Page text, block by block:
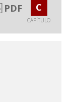
PDF C
CAPÍTULO